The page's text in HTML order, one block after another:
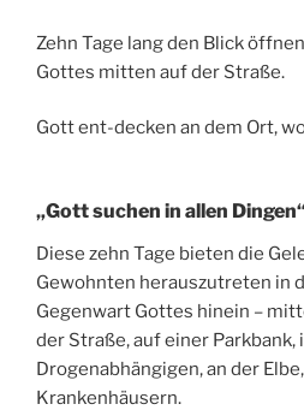
Zehn Tage lang den Blick
Gottes mitten auf der Straße.
Gott ent-decken an dem Ort,
„Gott suchen in allen
Diese zehn Tage bieten die
Gewohnten herauszutreten in
Gegenwart Gottes hinein –
der Straße, auf einer Parkbank,
Drogenabhängigen, an der
Krankenhäusern.